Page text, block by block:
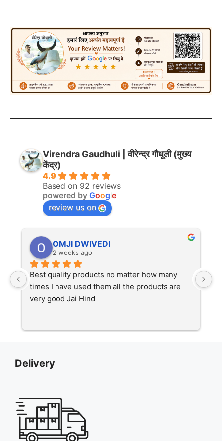
Virendra Gaudhuli | वीरेन्द्र गौधूली (मुख्य
केंद्र)
4.9
Based on 92 reviews
powered by Google
review us on
OMJI DWIVEDI
2 weeks ago
Best quality products no matter how many
times I have used them all the products are
very good Jai Hind
Delivery